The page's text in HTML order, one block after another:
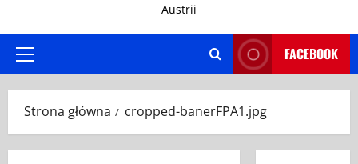
Austrii
Menu
FACEBOOK
Strona główna cropped-banerFPA1.jpg